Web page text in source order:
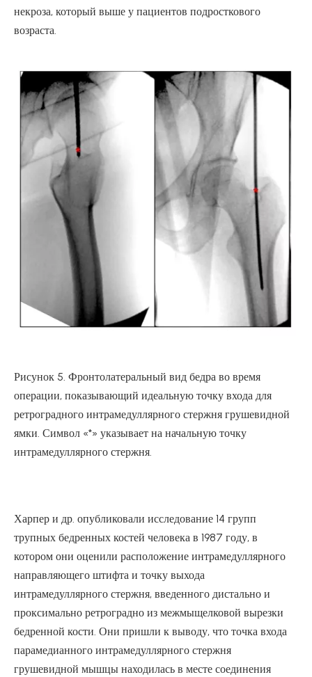
некроза, который выше у пациентов подросткового
возраста.
Рисунок 5. Фронтолатеральный вид бедра во время
операции, показывающий идеальную точку входа для
ретроградного интрамедуллярного стержня грушевидной
ямки. Символ «*» указывает на начальную точку
интрамедуллярного стержня.
Харпер и др. опубликовали исследование 14 групп
трупных бедренных костей человека в 1987 году, в
котором они оценили расположение интрамедуллярного
направляющего штифта и точку выхода
интрамедуллярного стержня, введенного дистально и
проксимально ретроградно из межмыщелковой вырезки
бедренной кости. Они пришли к выводу, что точка входа
парамедианного интрамедуллярного стержня
грушевидной мышцы находилась в месте соединения